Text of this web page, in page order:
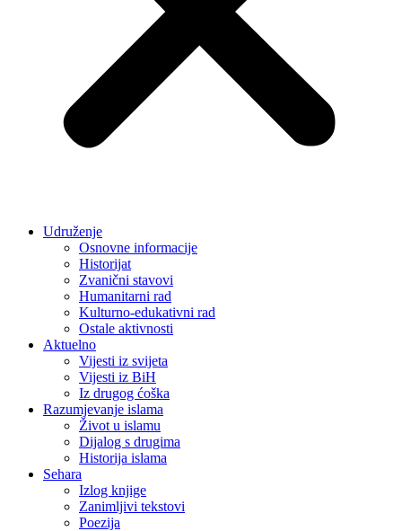
Udruženje
Osnovne informacije
Historijat
Zvanični stavovi
Humanitarni rad
Kulturno-edukativni rad
Ostale aktivnosti
Aktuelno
Vijesti iz svijeta
Vijesti iz BiH
Iz drugog ćoška
Razumjevanje islama
Život u islamu
Dijalog s drugima
Historija islama
Sehara
Izlog knjige
Zanimljivi tekstovi
Poezija